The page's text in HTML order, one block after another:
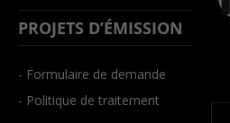
PROJETS D’ÉMISSION
- Formulaire de demande
- Politique de traitement